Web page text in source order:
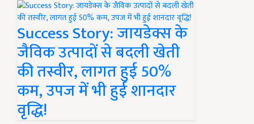
Success Story: जायडेक्स के
जैविक उत्पादों से बदली खेती
की तस्वीर, लागत हुई 50%
कम, उपज में भी हुई शानदार
वृद्धि!